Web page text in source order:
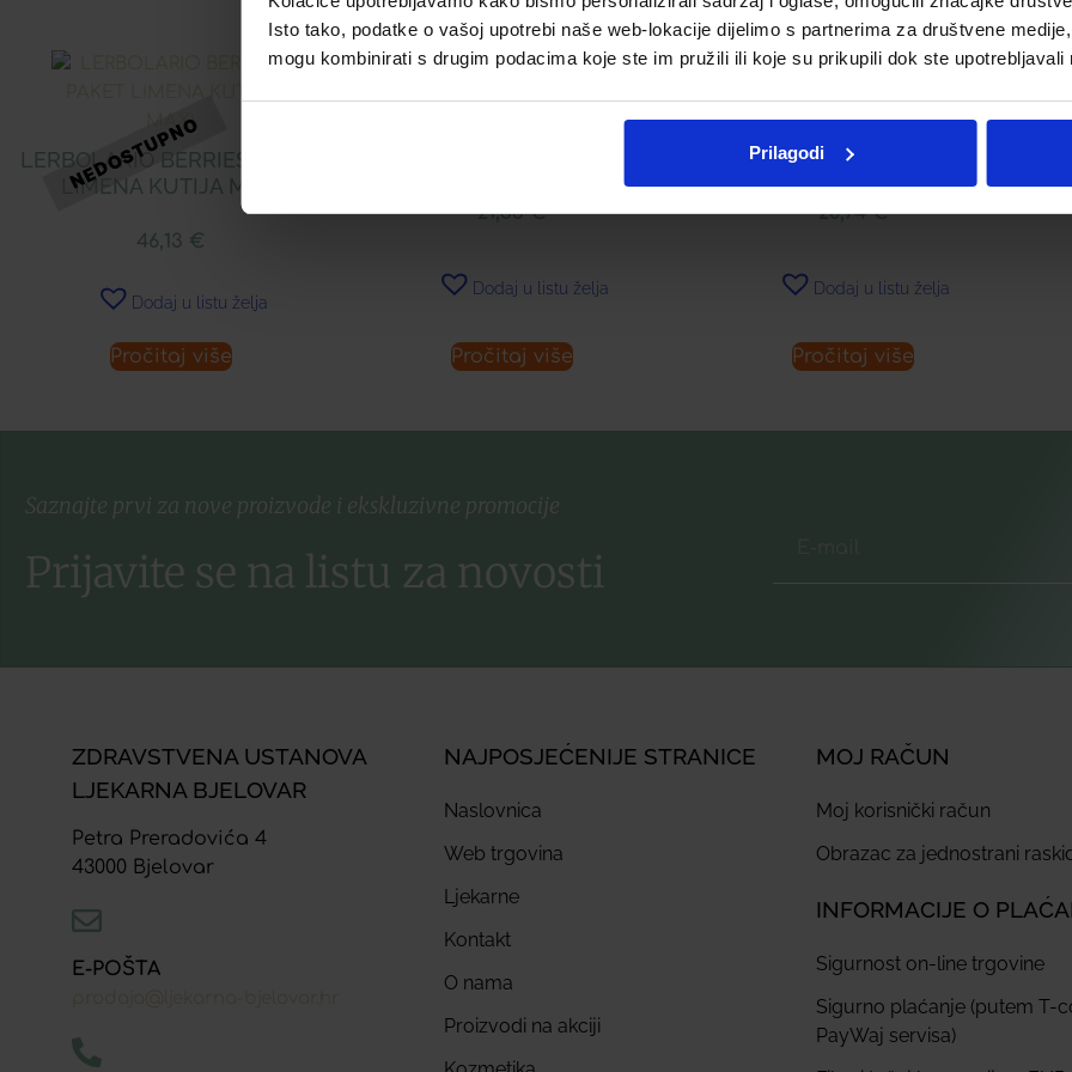
Isto tako, podatke o vašoj upotrebi naše web-lokacije dijelimo s partnerima za društvene
mogu kombinirati s drugim podacima koje ste im pružili ili koje su prikupili dok ste upotrebljavali
Prilagodi
LERBOLARIO BERRIES PAKET
LIMENA KUTIJA MAXI
46,13 €
Dodaj u listu želja
Pročitaj više
LERBOLARIO BERRIES FLUID
21,33€
Dodaj u listu želja
Pročitaj više
PARFEM
28,74€
Dodaj u listu želja
Pročitaj više
Saznajte prvi za nove proizvode i ekskluzivne promocije
Prijavite se na listu za novosti
ZDRAVSTVENA USTANOVA
LJEKARNA BJELOVAR
Petra Preradovića 4
43000 Bjelovar
E-POŠTA
NAJPOSJEĆENIJE STRANICE
Naslovnica
Web trgovina
Ljekarne
Kontakt
O nama
Proizvodi na akciji
MOJ RAČUN
Moj korisnički račun
Obrazac za jednostrani
INFORMACIJE O
Sigurnost on-line trgovine
Sigurno plaćanje (putem T-
PayWaj servisa)